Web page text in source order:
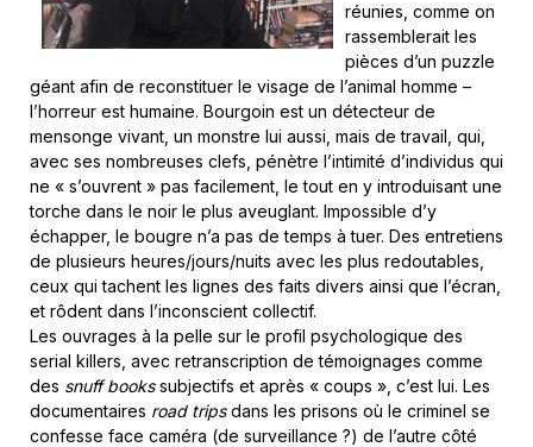
réunies, comme on
rassemblerait les
pièces d’un puzzle
géant afin de reconstituer le visage de l’animal homme –
l’horreur est humaine. Bourgoin est un détecteur de
mensonge vivant, un monstre lui aussi, mais de travail, qui,
avec ses nombreuses clefs, pénètre l’intimité d’individus qui
ne « s’ouvrent » pas facilement, le tout en y introduisant une
torche dans le noir le plus aveuglant. Impossible d’y
échapper, le bougre n’a pas de temps à tuer. Des entretiens
de plusieurs heures/jours/nuits avec les plus redoutables,
ceux qui tachent les lignes des faits divers ainsi que l’écran,
et rôdent dans l’inconscient collectif.
Les ouvrages à la pelle sur le profil psychologique des
serial killers, avec retranscription de témoignages comme
des snuff bookssubjectifs et après « coups », c’est lui. Les
documentaires road tripsdans les prisons où le criminel se
confesse face caméra (de surveillance ?) de l’autre côté